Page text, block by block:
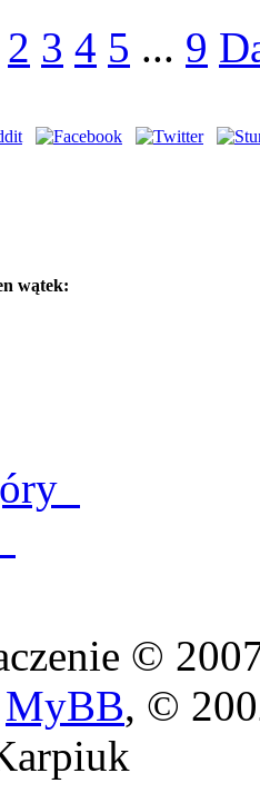
2 3 4 5 ... 9
wątek:
©
MyBB, ©